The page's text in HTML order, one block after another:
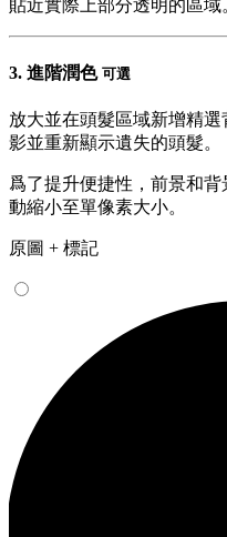
貼近實際上部分透明的區域
3. 進階潤色 可選
放大並在頭髮區域新增精選
影並重新顯示遺失的頭髮。
爲了提升便捷性，前景和
動縮小至單像素大小。
原圖 + 標記